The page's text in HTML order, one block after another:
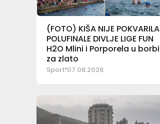
(FOTO) KIŠA NIJE POKVARILA
POLUFINALE DIVLJE LIGE FUN
H2O Mlini i Porporela u borbi
za zlato
Sport 07.08.2026